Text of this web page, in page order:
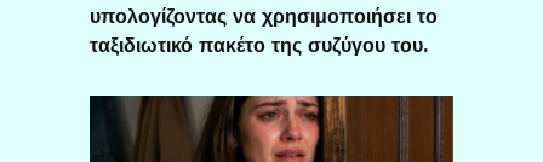
υπολογίζοντας να χρησιμοποιήσει το
ταξιδιωτικό πακέτο της συζύγου του.